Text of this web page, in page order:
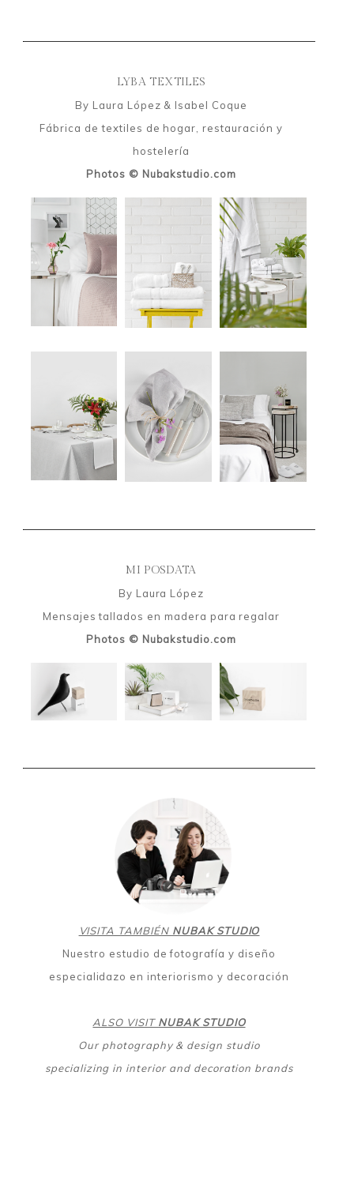
LYBA TEXTILES
By Laura López & Isabel Coque
Fábrica de textiles de hogar, restauración y
hostelería
Photos © Nubakstudio.com
MI POSDATA
By Laura López
Mensajes tallados en madera para regalar
Photos © Nubakstudio.com
VISITA TAMBIÉN NUBAK STUDIO
Nuestro estudio de fotografía y diseño
especialidazo en interiorismo y decoración
ALSO VISIT NUBAK STUDIO
Our photography & design studio
specializing in interior and decoration brands